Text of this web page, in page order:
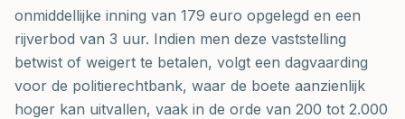
onmiddellijke inning van 179 euro opgelegd en een
rijverbod van 3 uur. Indien men deze vaststelling
betwist of weigert te betalen, volgt een dagvaarding
voor de politierechtbank, waar de boete aanzienlijk
hoger kan uitvallen, vaak in de orde van 200 tot 2.000